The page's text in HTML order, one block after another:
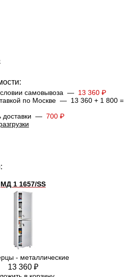
самовывоза — 13 360 ₽
по Москве — 13 360 + 1 800 =
доставки — 700 ₽
МД 1 1657/SS
- металлические
13 360 ₽